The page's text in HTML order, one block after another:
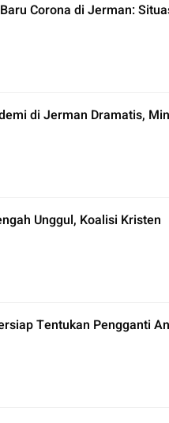
Corona di Jerman:
di Jerman Dramatis,
Unggul, Koalisi Kristen
Tentukan Pengganti